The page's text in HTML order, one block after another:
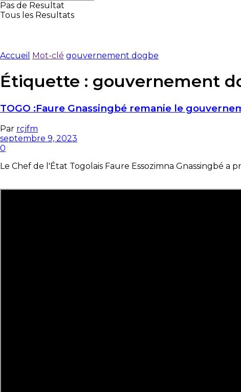
Pas de Resultat
Tous les Resultats
Accueil Mot-clé gouvernement dogbe
Étiquette : gouvernement
TOGO :Faure Gnassingbé remanie le
Par rcjfm
septembre 9, 2023
0
Le Chef de l'État Togolais Faure Essozimna Gnassingbé